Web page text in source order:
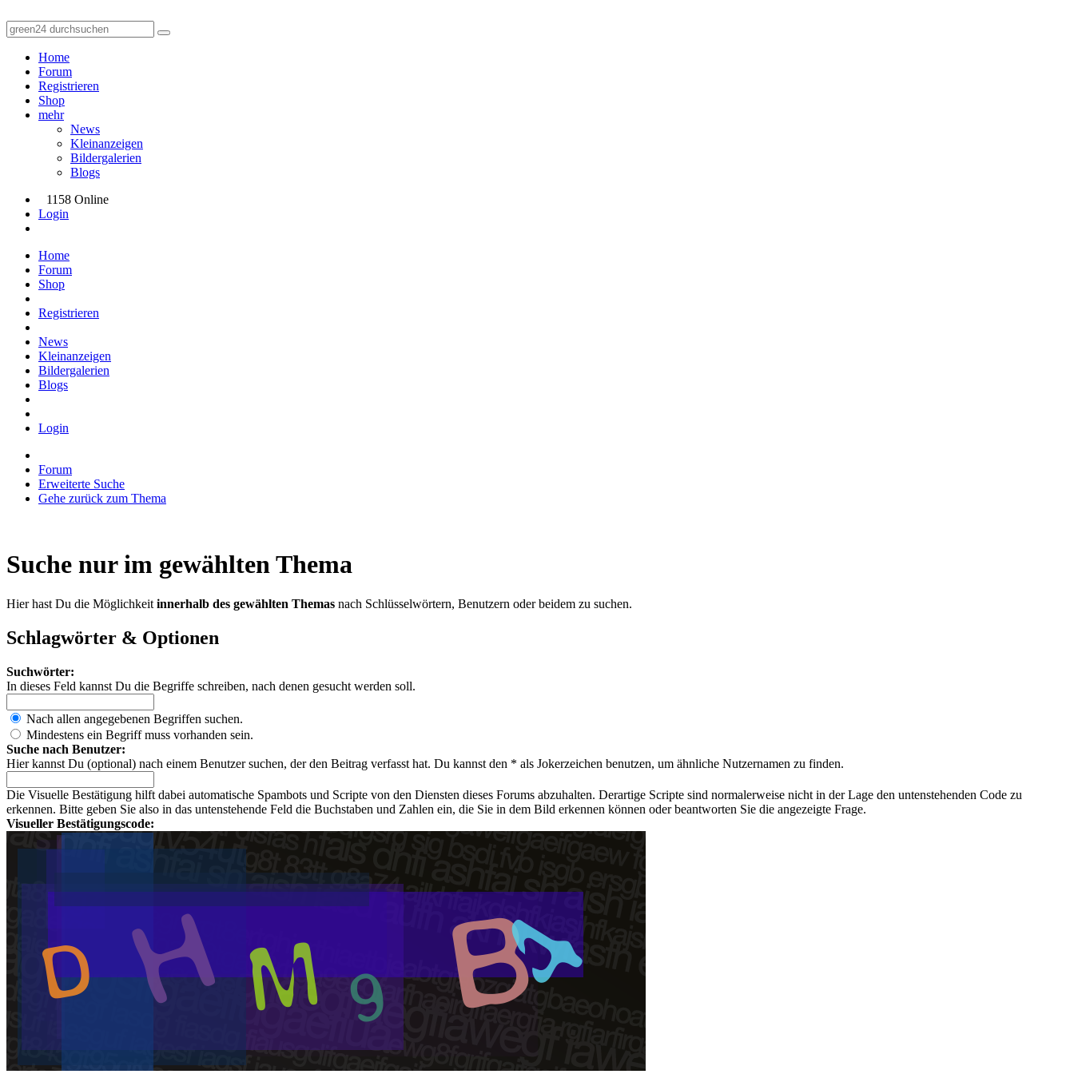
Home
Forum
Registrieren
Shop
mehr
News
Kleinanzeigen
Bildergalerien
Blogs
1158 Online
Login
Home
Forum
Shop
Registrieren
News
Kleinanzeigen
Bildergalerien
Blogs
Login
Forum
Erweiterte Suche
Gehe zurück zum Thema
Suche nur im gewählten Thema
Hier hast Du die Möglichkeit innerhalb des gewählten Themas nach Schlüsselwörtern, Benutzern oder beidem zu suchen.
Schlagwörter & Optionen
Suchwörter:
In dieses Feld kannst Du die Begriffe schreiben, nach denen gesucht werden soll.
Nach allen angegebenen Begriffen suchen.
Mindestens ein Begriff muss vorhanden sein.
Suche nach Benutzer:
Hier kannst Du (optional) nach einem Benutzer suchen, der den Beitrag verfasst hat. Du kannst den * als Jokerzeichen benutzen, um ähnliche Nutzernamen zu finden.
Die Visuelle Bestätigung hilft dabei automatische Spambots und Scripte von den Diensten dieses Forums abzuhalten. Derartige Scripte sind normalerweise nicht in der Lage den untenstehenden Code zu
erkennen. Bitte geben Sie also in das untenstehende Feld die Buchstaben und Zahlen ein, die Sie in dem Bild erkennen können oder beantworten Sie die angezeigte Frage.
Visueller Bestätigungscode: